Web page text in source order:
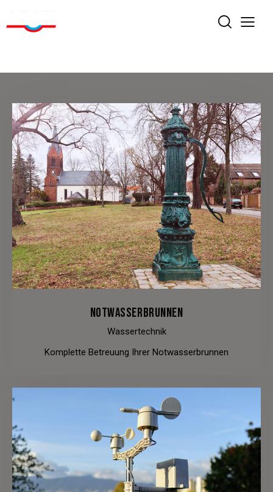
NOTWASSERBRUNNEN
Wassertechnik
Komplette Betreuung Ihrer Notwasserbrunnen